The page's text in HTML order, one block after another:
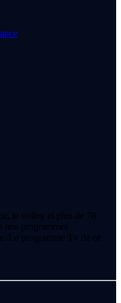
le volley et plus de 70
nos programmes
Le programme Tv de ce